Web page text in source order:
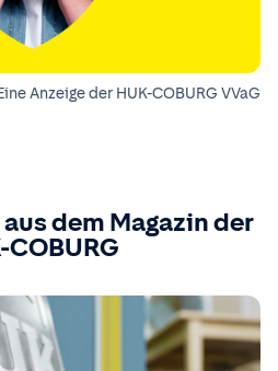
Anzeige der HUK-COBURG VVaG
dem Magazin der
COBURG